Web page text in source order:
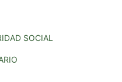
SOCIAL